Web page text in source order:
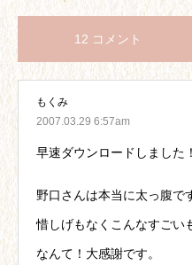
12 コメント
もくみ
2007.03.29 6:57am
早速ダウンロードしました！
野口さんは本当に太っ腹で
惜しげもなくこんなすごい
なんて！大感謝です。